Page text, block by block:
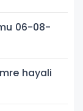
06-08-
hayali